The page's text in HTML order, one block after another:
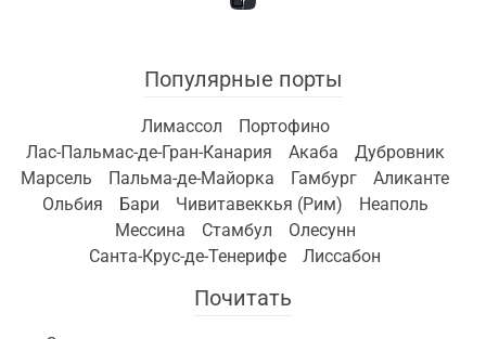
Популярные порты
Лимассол
Портофино
Лас-Пальмас-де-Гран-Канария
Акаба
Дубровник
Марсель
Пальма-де-Майорка Гамбург
Аликанте
Ольбия
Бари Чивитавеккья (Рим)
Неаполь
Мессина
Стамбул
Олесунн
Санта-Крус-де-Тенерифе
Лиссабон
Почитать